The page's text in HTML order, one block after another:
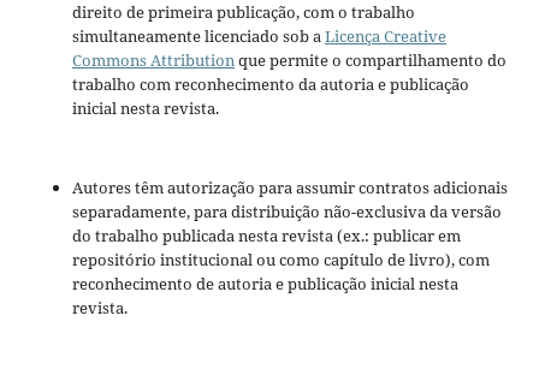
direito de primeira publicação, com o trabalho
simultaneamente licenciado sob aLicença Creative
Commons Attributionque permite o compartilhamento do
trabalho com reconhecimento da autoria e publicação
inicial nesta revista.
Autores têm autorização para assumir contratos adicionais
separadamente, para distribuição não-exclusiva da versão
do trabalho publicada nesta revista (ex.: publicar em
repositório institucional ou como capítulo de livro), com
reconhecimento de autoria e publicação inicial nesta
revista.